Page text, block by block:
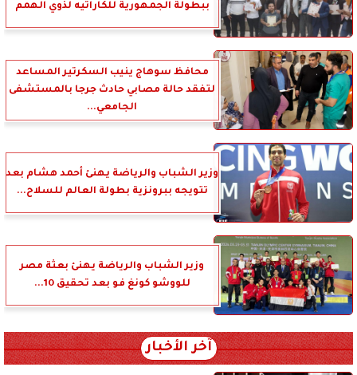
ببطولة الجمهورية للكاراتيه لذوي الهمم
محافظ سوهاج ينيب السكرتير المساعد
لتفقد حالة مصابي حادث جرجا بالمستشفى
الجامعي...
وزير الشباب والرياضة يهنئ أحمد هشام بعد
تتويجه ببرونزية بطولة العالم للسلاح...
وزير الشباب والرياضة يهنئ بعثة مصر
للووشو كونغ فو بعد تحقيق 10...
آخر الأخبار